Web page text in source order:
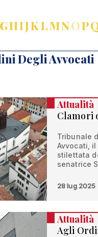
GHIJKLMNOP
Degli Avvocati
Attualità
Clamori
Tribunale
Avvocati,
stilettata
senatrice
28 lug 2025
Attualità
Agli